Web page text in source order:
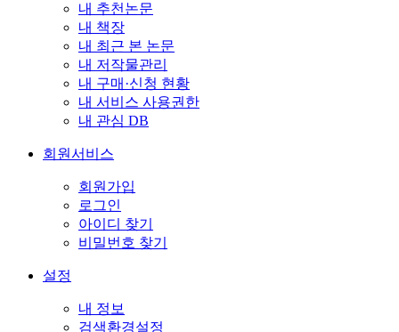
내 추천논문
내 책장
내 최근 본 논문
내 저작물관리
내 구매·신청 현황
내 서비스 사용권한
내 관심 DB
회원서비스
회원가입
로그인
아이디 찾기
비밀번호 찾기
설정
내 정보
검색환경설정